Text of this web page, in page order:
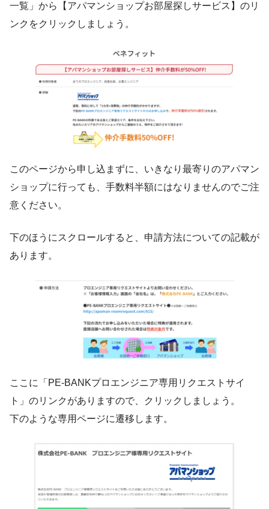
一覧」から【アパマンショップお部屋探しサービス】のリ
ンクをクリックしましょう。
このページから申し込まずに、いきなり最寄りのアパマン
ショップに行っても、手数料半額にはなりませんのでご注
意ください。
下のほうにスクロールすると、申請方法についての記載が
あります。
ここに「PE-BANKプロエンジニア専用リクエストサイ
ト」のリンクがありますので、クリックしましょう。
下のような専用ページに遷移します。